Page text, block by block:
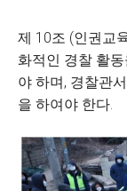
제 10조 (인권교
화적인 경찰 활
야 하며, 경찰관
을 하여야 한다.